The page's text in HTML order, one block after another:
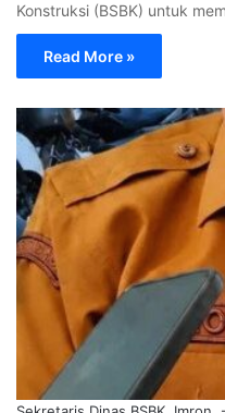
Konstruksi (BSBK) untuk
Read More »